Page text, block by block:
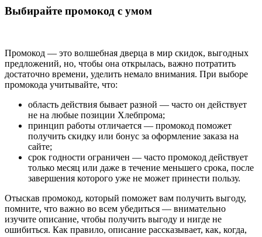
Выбирайте промокод с умом
Промокод — это волшебная дверца в мир скидок, выгодных
предложений, но, чтобы она открылась, важно потратить
достаточно времени, уделить немало внимания. При выборе
промокода учитывайте, что:
область действия бывает разной — часто он действует
не на любые позиции Хлебпрома;
принцип работы отличается — промокод поможет
получить скидку или бонус за оформление заказа на
сайте;
срок годности ограничен — часто промокод действует
только месяц или даже в течение меньшего срока, после
завершения которого уже не может принести пользу.
Отыскав промокод, который поможет вам получить выгоду,
помните, что важно во всем убедиться — внимательно
изучите описание, чтобы получить выгоду и нигде не
ошибиться. Как правило, описание рассказывает, как, когда,